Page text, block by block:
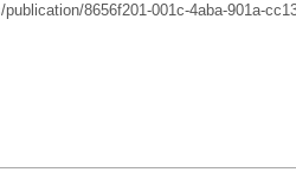
8656f201-001c-4aba-901a-